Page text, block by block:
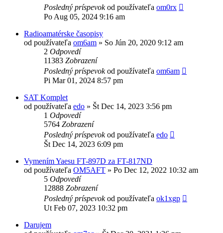
Posledný príspevokod používateľa om0rx
Po Aug 05, 2024 9:16 am
Radioamatérske časopisy
od používateľa om6am » So Jún 20, 2020 9:12 am
2 Odpovedí
11383 Zobrazení
Posledný príspevokod používateľa om6am
Pi Mar 01, 2024 8:57 pm
SAT Komplet
od používateľa edo » Št Dec 14, 2023 3:56 pm
1 Odpovedí
5764 Zobrazení
Posledný príspevokod používateľa edo
Št Dec 14, 2023 6:09 pm
Vymením Yaesu FT-897D za FT-817ND
od používateľa OM5AFT » Po Dec 12, 2022 10:32 am
5 Odpovedí
12888 Zobrazení
Posledný príspevokod používateľa ok1xgp
Ut Feb 07, 2023 10:32 pm
Darujem